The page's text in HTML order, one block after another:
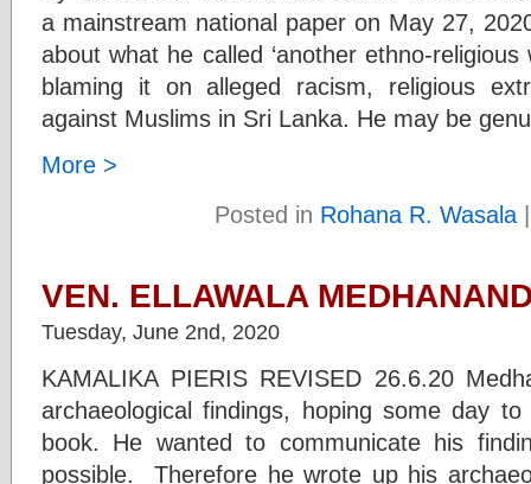
a mainstream national paper on May 27,
about what he called ‘another ethno-
blaming it on alleged racism, religious
against Muslims in Sri Lanka. He may be
More >
Posted in Rohana R. Wasala
VEN. ELLAWALA
Tuesday, June 2nd, 2020
KAMALIKA PIERIS REVISED 26.6.20
archaeological findings, hoping some day
book. He wanted to communicate his
possible. Therefore he wrote up his